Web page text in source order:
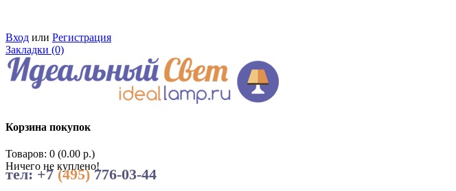
Вход или Регистрация
Закладки (0)
Корзина покупок
Товаров: 0 (0.00 р.)
Ничего не куплено!
тел: +7(495)776-03-44